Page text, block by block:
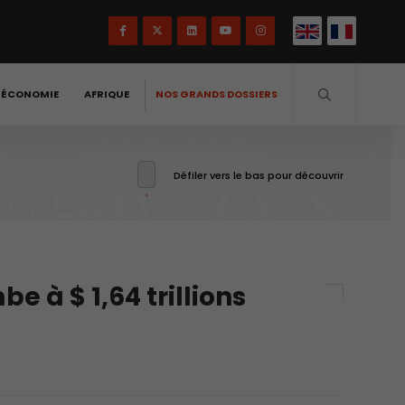
AFRIQUE NOS GRANDS DOSSIERS
Défiler vers le bas pour découvrir
à $ 1,64 trillions